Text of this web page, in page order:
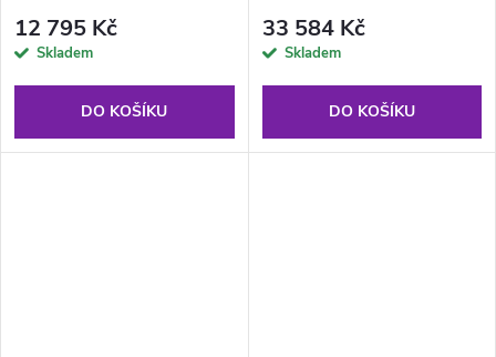
12 795 Kč
Skladem
DO KOŠÍKU
33 584 Kč
Skladem
DO KOŠÍKU